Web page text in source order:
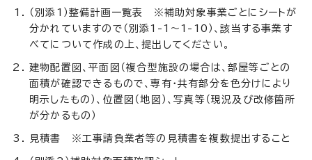
（別添1）整備計画一覧表 ※補助対象事業ごとにシートが
分かれていますので（別添1-1～1-10）、該当する事業す
べてについて作成の上、提出してください。
建物配置図、平面図（複合型施設の場合は、部屋等ごとの
面積が確認できるもので、専有・共有部分を色分けにより
明示したもの）、位置図（地図）、写真等（現況及び改修箇所
が分かるもの）
見積書 ※工事請負業者等の見積書を複数提出すること